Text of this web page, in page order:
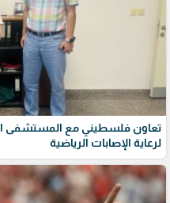
تعاون فلسطيني مع المستشفى
لرعاية الإصابات الرياضية